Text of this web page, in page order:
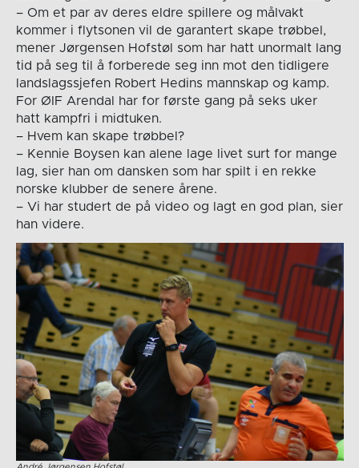
– Om et par av deres eldre spillere og målvakt
kommer i flytsonen vil de garantert skape trøbbel,
mener Jørgensen Hofstøl som har hatt unormalt lang
tid på seg til å forberede seg inn mot den tidligere
landslagssjefen Robert Hedins mannskap og kamp.
For ØIF Arendal har for første gang på seks uker
hatt kampfri i midtuken.
– Hvem kan skape trøbbel?
– Kennie Boysen kan alene lage livet surt for mange
lag, sier han om dansken som har spilt i en rekke
norske klubber de senere årene.
– Vi har studert de på video og lagt en god plan, sier
han videre.